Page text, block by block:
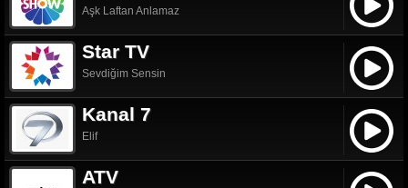
Aşk Laftan Anlamaz
Star TV
Sevdiğim Sensin
Kanal 7
Elif
ATV